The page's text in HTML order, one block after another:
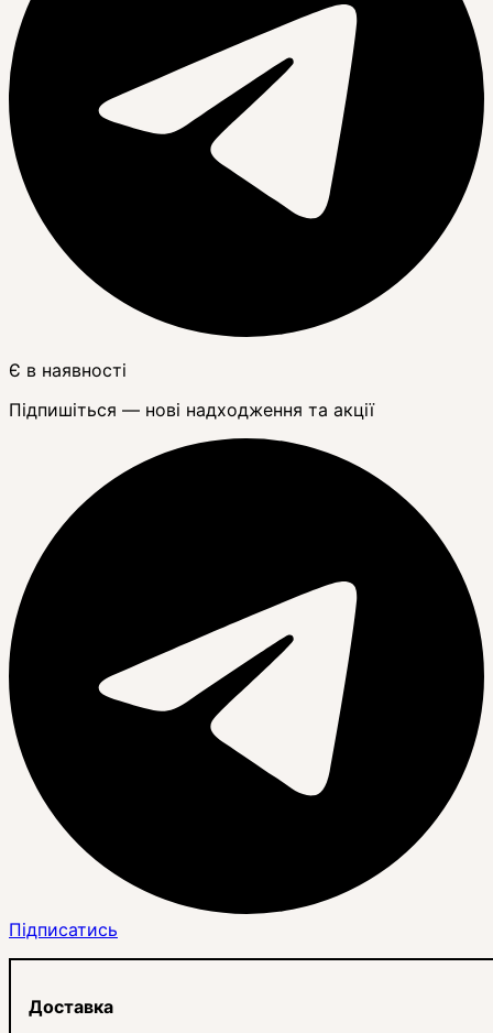
Є в наявності
Підпишіться — нові надходження та акції
Підписатись
Доставка